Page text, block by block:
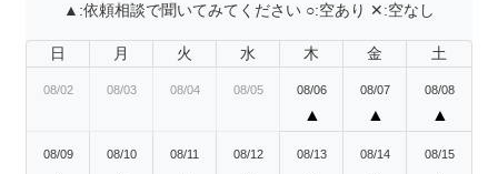
▲:依頼相談で聞いてみてください ○:空あり ✕:空なし
日 月 火 水 木 金 土
08/02 08/03 08/04 08/05 08/06
▲
08/07
▲
08/08
▲
08/09 08/10 08/11 08/12 08/13 08/14 08/15